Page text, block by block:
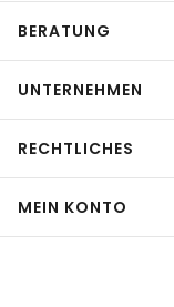
BERATUNG
UNTERNEHMEN
RECHTLICHES
MEIN KONTO